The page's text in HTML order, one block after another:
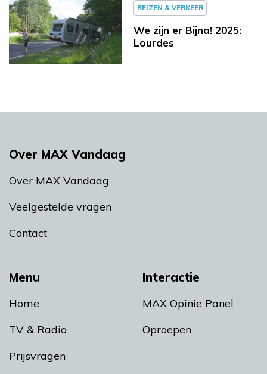
REIZEN & VERKEER
We zijn er Bijna! 2025:
Lourdes
Menu
Home
TV & Radio
Prijsvragen
Interactie
MAX Opinie Panel
Oproepen
Over MAX Vandaag
Over MAX Vandaag
Veelgestelde vragen
Contact